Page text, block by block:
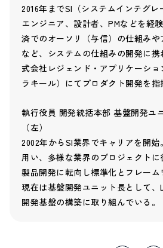
2016年までSI（システムインテグレ
エンジニア、設計者、PMなどを経
済でのオーソリ（与信）の仕組み
など、システムの仕組みの開発に携
式会社レジェンド・アプリケーシ
ラキール）にてプロダクト開発を指
執行役員 開発統括本部 基盤開発ユ
（左）
2002年からSI業界でキャリアを開始
用い、多様な業界のプロジェクトに
製品開発に転向し標準化とフレーム
現在は基盤開発ユニット長として、
開発基盤の構築に取り組んでいる。